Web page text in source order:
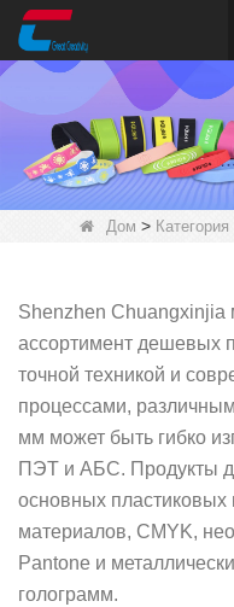
Дом > Категория
Shenzhen Chuangxinjia
ассортимент дешевых
точной техникой и
процессами,
мм может быть гибко
ПЭТ и АБС. Продукты
основных пластиковых
материалов, CMYK,
Pantone и
голограмм.